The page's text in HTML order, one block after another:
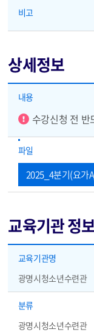
비고
상세정보
내용
수강신청 전 반
파일
2025_4분기(요가
교육기관 정
교육기관명
광명시청소년수련관
분류
광명시청소년수련관